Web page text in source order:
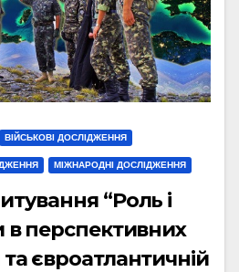
ВІЙСЬКОВІ ДОСЛІДЖЕННЯ
МІЖНАРОДНІ ДОСЛІДЖЕННЯ
“Роль і
в перспективних
євроатлантичній